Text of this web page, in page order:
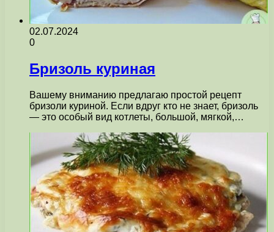
02.07.2024
0
Бризоль куриная
Вашему вниманию предлагаю простой рецепт
бризоли куриной. Если вдруг кто не знает, бризоль
— это особый вид котлеты, большой, мягкой,…